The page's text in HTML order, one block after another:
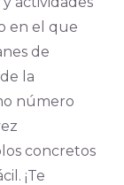
en el que
de
la
número
concretos
¡Te